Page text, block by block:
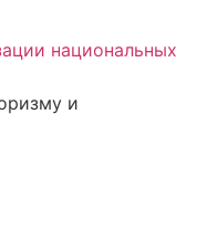
национальных
и